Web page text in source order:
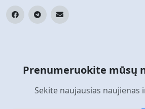
Prenumeruokite mūsų
Sekite naujausias naujienas